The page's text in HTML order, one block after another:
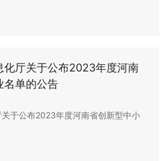
化厅关于公布2023年度河南
名单的公告
于公布2023年度河南省创新型中小